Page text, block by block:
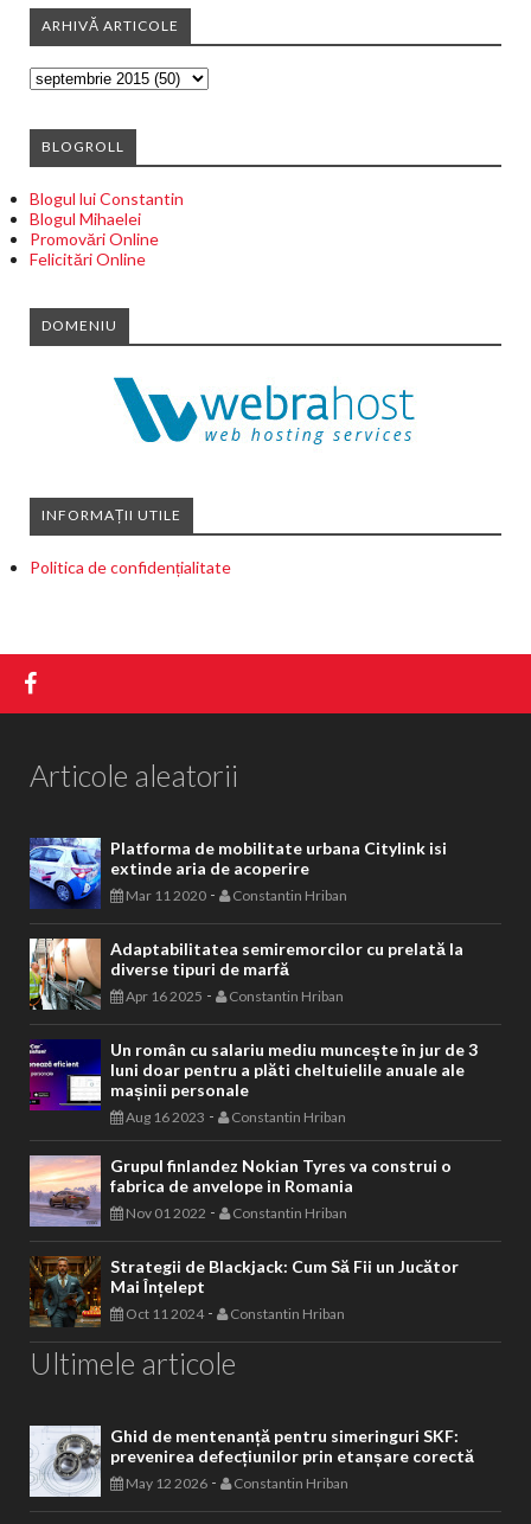
ARHIVĂ ARTICOLE
BLOGROLL
Blogul lui Constantin
Blogul Mihaelei
Promovări Online
Felicitări Online
DOMENIU
INFORMAȚII UTILE
Politica de confidențialitate
Articole aleatorii
Platforma de mobilitate urbana Citylink isi
extinde aria de acoperire
Mar 11 2020 - Constantin Hriban
Adaptabilitatea semiremorcilor cu prelată la
diverse tipuri de marfă
Apr 16 2025 - Constantin Hriban
Un român cu salariu mediu muncește în jur de 3
luni doar pentru a plăti cheltuielile anuale ale
mașinii personale
Aug 16 2023 - Constantin Hriban
Grupul finlandez Nokian Tyres va construi o
fabrica de anvelope in Romania
Nov 01 2022 - Constantin Hriban
Strategii de Blackjack: Cum Să Fii un Jucător
Mai Înțelept
Oct 11 2024- Constantin Hriban
Ultimele articole
Ghid de mentenanță pentru simeringuri SKF:
prevenirea defecțiunilor prin etanșare corectă
May 12 2026 - Constantin Hriban